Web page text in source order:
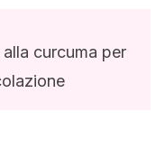
curcuma per